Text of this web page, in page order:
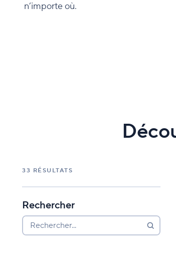
n’importe où.
33 RÉSULTATS
Rechercher
Rechercher...